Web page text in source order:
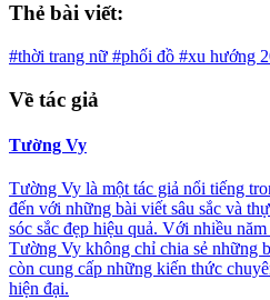
Thẻ bài viết:
#thời trang nữ #phối đồ #xu hướng
Về tác giả
Tường Vy
Tường Vy là một tác giả nổi tiếng
đến với những bài viết sâu sắc và
sóc sắc đẹp hiệu quả. Với nhiều
Tường Vy không chỉ chia sẻ những
còn cung cấp những kiến thức
hiện đại.